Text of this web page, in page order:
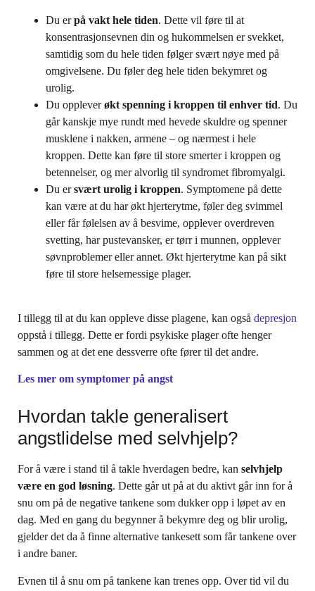
Du erpå vakt hele tiden. Dette vil føre til at
konsentrasjonsevnen din og hukommelsen er svekket,
samtidig som du hele tiden følger svært nøye med på
omgivelsene. Du føler deg hele tiden bekymret og
urolig.
Du oppleverøkt spenning i kroppen til enhver tid. Du
går kanskje mye rundt med hevede skuldre og spenner
musklene i nakken, armene – og nærmest i hele
kroppen. Dette kan føre til store smerter i kroppen og
betennelser, og mer alvorlig til syndromet fibromyalgi.
Du ersvært urolig i kroppen. Symptomene på dette
kan være at du har økt hjerterytme, føler deg svimmel
eller får følelsen av å besvime, opplever overdreven
svetting, har pustevansker, er tørr i munnen, opplever
søvnproblemer eller annet. Økt hjerterytme kan på sikt
føre til store helsemessige plager.
I tillegg til at du kan oppleve disse plagene, kan også depresjon
oppstå i tillegg. Dette er fordi psykiske plager ofte henger
sammen og at det ene dessverre ofte fører til det andre.
Les mer om symptomer på angst
Hvordan takle generalisert
angstlidelse med selvhjelp?
For å være i stand til å takle hverdagen bedre, kan selvhjelp
være en god løsning. Dette går ut på at du aktivt går inn for å
snu om på de negative tankene som dukker opp i løpet av en
dag. Med en gang du begynner å bekymre deg og blir urolig,
gjelder det da å finne alternative tankesett som får tankene over
i andre baner.
Evnen til å snu om på tankene kan trenes opp. Over tid vil du